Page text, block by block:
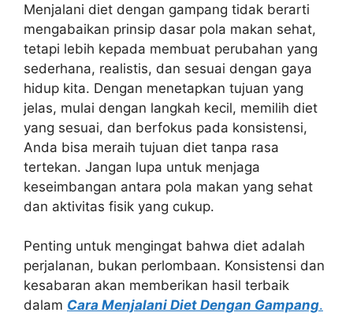
Menjalani diet dengan gampang tidak berarti
mengabaikan prinsip dasar pola makan sehat,
tetapi lebih kepada membuat perubahan yang
sederhana, realistis, dan sesuai dengan gaya
hidup kita. Dengan menetapkan tujuan yang
jelas, mulai dengan langkah kecil, memilih diet
yang sesuai, dan berfokus pada konsistensi,
Anda bisa meraih tujuan diet tanpa rasa
tertekan. Jangan lupa untuk menjaga
keseimbangan antara pola makan yang sehat
dan aktivitas fisik yang cukup.
Penting untuk mengingat bahwa diet adalah
perjalanan, bukan perlombaan. Konsistensi dan
kesabaran akan memberikan hasil terbaik
dalam Cara Menjalani Diet Dengan Gampang.